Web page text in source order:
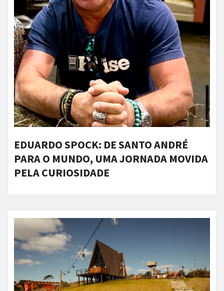
EDUARDO SPOCK: DE SANTO ANDRÉ
PARA O MUNDO, UMA JORNADA MOVIDA
PELA CURIOSIDADE